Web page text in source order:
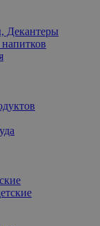
Декантеры